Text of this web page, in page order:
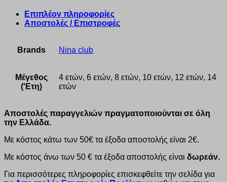
Επιπλέον πληροφορίες
Αποστολές / Επιστροφές
Brands Nina club
Μέγεθος
('Ετη)
4 ετών, 6 ετών, 8 ετών, 10 ετών, 12 ετών, 14
ετών
Αποστολές παραγγελιών πραγματοποιούνται σε όλη
την Ελλάδα.
Με κόστος κάτω των 50€ τα έξοδα αποστολής είναι 2€.
Με κόστος άνω των 50 € τα έξοδα αποστολής είναι δωρεάν.
Για περισσότερες πληροφορίες επισκεφθείτε την σελίδα για